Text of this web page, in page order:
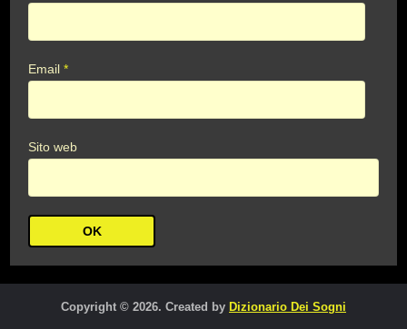
Email*
Sito web
Copyright © 2026. Created by Dizionario Dei Sogni